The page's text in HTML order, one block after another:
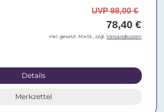
UVP 98,00 €
78,40 €
inkl. gesetzl. MwSt., zzgl.Versandkosten
Details
Merkzettel